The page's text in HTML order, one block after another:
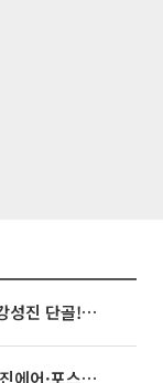
'2TV 생생정보' 오늘방송맛집- 배우 강성진 단골! 쌀국수ㆍ푸팟퐁 커리 맛집 '블○○○'